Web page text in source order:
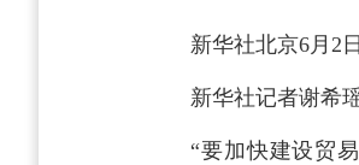
新华社北京6月2
新华社记者谢希
“要加快建设贸